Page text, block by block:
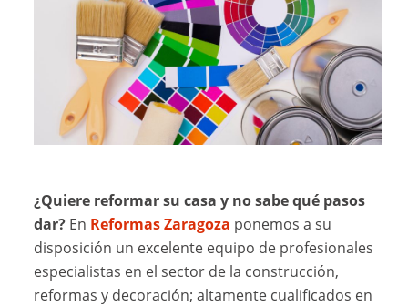
¿Quiere reformar su casa y no sabe qué pasos
dar? En Reformas Zaragoza ponemos a su
disposición un excelente equipo de profesionales
especialistas en el sector de la construcción,
reformas y decoración; altamente cualificados en